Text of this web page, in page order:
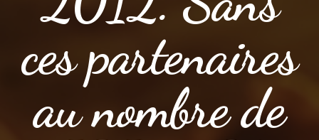
ces partenaires
au nombre de